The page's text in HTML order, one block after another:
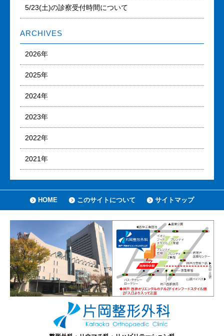
5/23(土)の診察受付時間について
ARCHIVES
2026年
2025年
2024年
2023年
2022年
2021年
HOME このサイトについて サイトマップ